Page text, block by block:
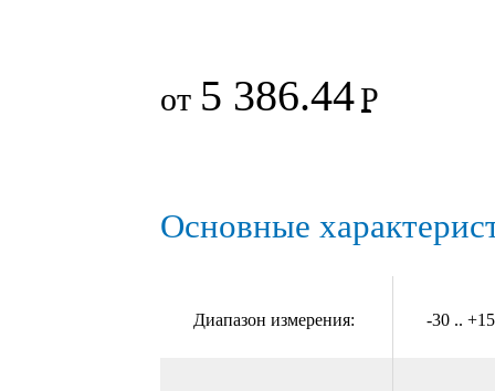
от 5 386.44Р
Основные
Диапазон измерения: -30 ..